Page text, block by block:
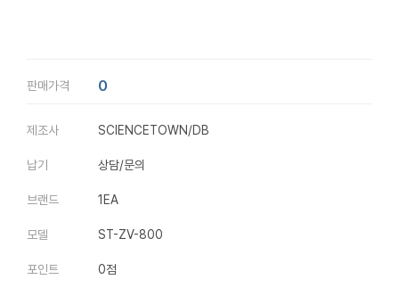
판매가격 0
제조사 SCIENCETOWN/DB
납기 상담/문의
브랜드 1EA
모델 ST-ZV-800
포인트 0점